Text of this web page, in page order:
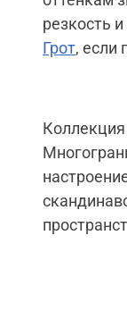
резкость
Грот, если